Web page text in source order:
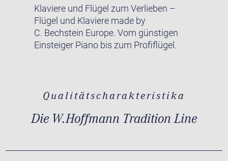
Klaviere und Flügel zum Verlieben –
Flügel und Klaviere made by
C. Bechstein Europe. Vom günstigen
Einsteiger Piano bis zum Profiflügel.
Qualitätscharakteristika
Die W.Hoffmann Tradition Line